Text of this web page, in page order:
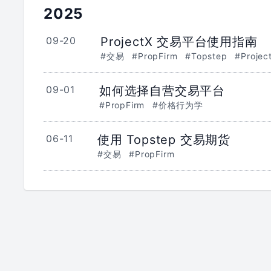
2025
09-20 ProjectX 交易平台使用指南
#交易 #PropFirm #Topstep
09-01 如何选择自营交易平台
#PropFirm #价格行为学
06-11 使用 Topstep 交易期货
#交易 #PropFirm